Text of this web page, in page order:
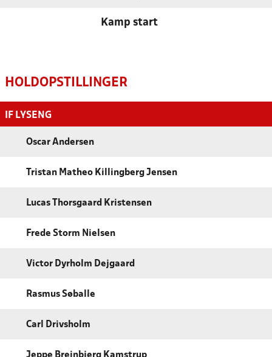
Kamp start
HOLDOPSTILLINGER
IF LYSENG
Oscar Andersen
Tristan Matheo Killingberg Jensen
Lucas Thorsgaard Kristensen
Frede Storm Nielsen
Victor Dyrholm Dejgaard
Rasmus Søballe
Carl Drivsholm
Jeppe Breinbjerg Kamstrup